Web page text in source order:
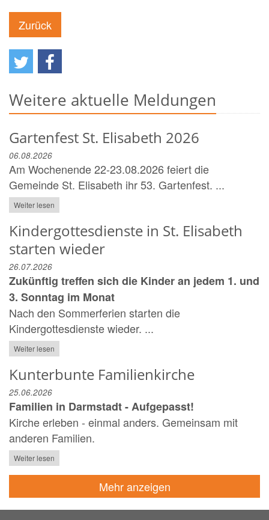
Zurück
Weitere aktuelle Meldungen
Gartenfest St. Elisabeth 2026
06.08.2026
Am Wochenende 22-23.08.2026 feiert die
Gemeinde St. Elisabeth ihr 53. Gartenfest. ...
Weiter lesen
Kindergottesdienste in St. Elisabeth
starten wieder
26.07.2026
Zukünftig treffen sich die Kinder an jedem 1. und
3. Sonntag im Monat
Nach den Sommerferien starten die
Kindergottesdienste wieder. ...
Weiter lesen
Kunterbunte Familienkirche
25.06.2026
Familien in Darmstadt - Aufgepasst!
Kirche erleben - einmal anders. Gemeinsam mit
anderen Familien.
Weiter lesen
Mehr anzeigen